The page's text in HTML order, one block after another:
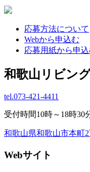
応募方法について
Webから申込む
応募用紙から申
和歌山リビン
tel.073-421-4411
受付時間10時～18時30
和歌山県和歌山市本町
Webサイト